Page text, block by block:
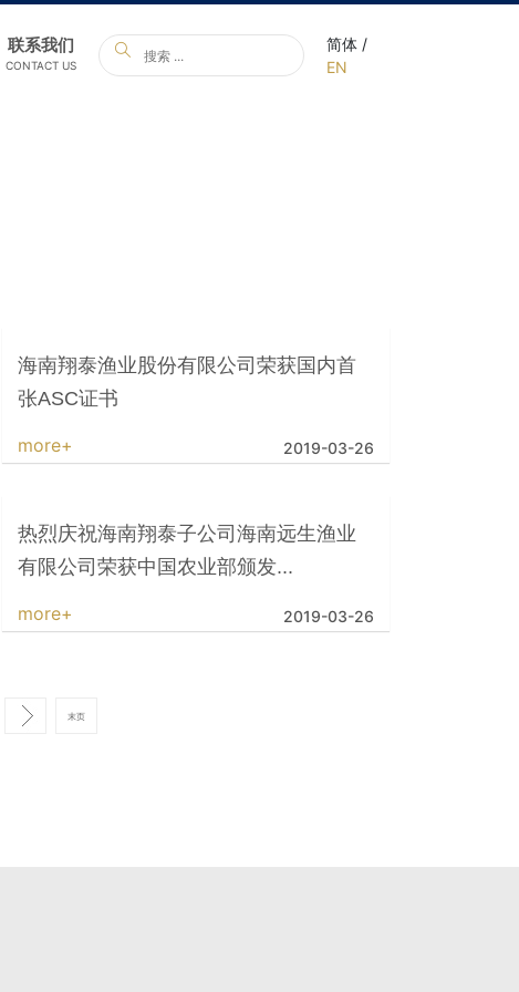
联系我们
CONTACT US
简体 /
EN
海南翔泰渔业股份有限公司荣获国内首
张ASC证书
more+ 2019-03-26
热烈庆祝海南翔泰子公司海南远生渔业
有限公司荣获中国农业部颁发...
more+ 2019-03-26
末页